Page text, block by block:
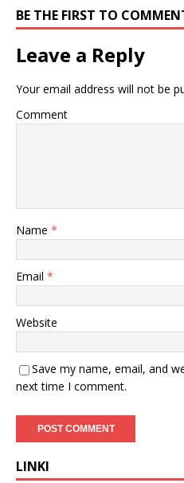
BE THE FIRST TO
Leave a Reply
Your email address will not be
Comment
Name *
Email *
Website
Save my name, email, and
next time I comment.
LINKI